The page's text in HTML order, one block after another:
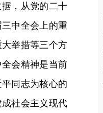
，从党的二十
中全会上的重
举措等三个方
会精神是当前
同志为核心的
社会主义现代